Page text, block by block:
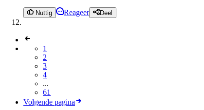
Nuttig Reageer Deel
1
2
3
4
...
61
Volgende pagina